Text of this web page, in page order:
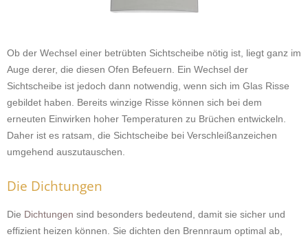
Ob der Wechsel einer betrübten Sichtscheibe nötig ist, liegt ganz im
Auge derer, die diesen Ofen Befeuern. Ein Wechsel der
Sichtscheibe ist jedoch dann notwendig, wenn sich im Glas Risse
gebildet haben. Bereits winzige Risse können sich bei dem
erneuten Einwirken hoher Temperaturen zu Brüchen entwickeln.
Daher ist es ratsam, die Sichtscheibe bei Verschleißanzeichen
umgehend auszutauschen.
Die Dichtungen
Die Dichtungen sind besonders bedeutend, damit sie sicher und
effizient heizen können. Sie dichten den Brennraum optimal ab,